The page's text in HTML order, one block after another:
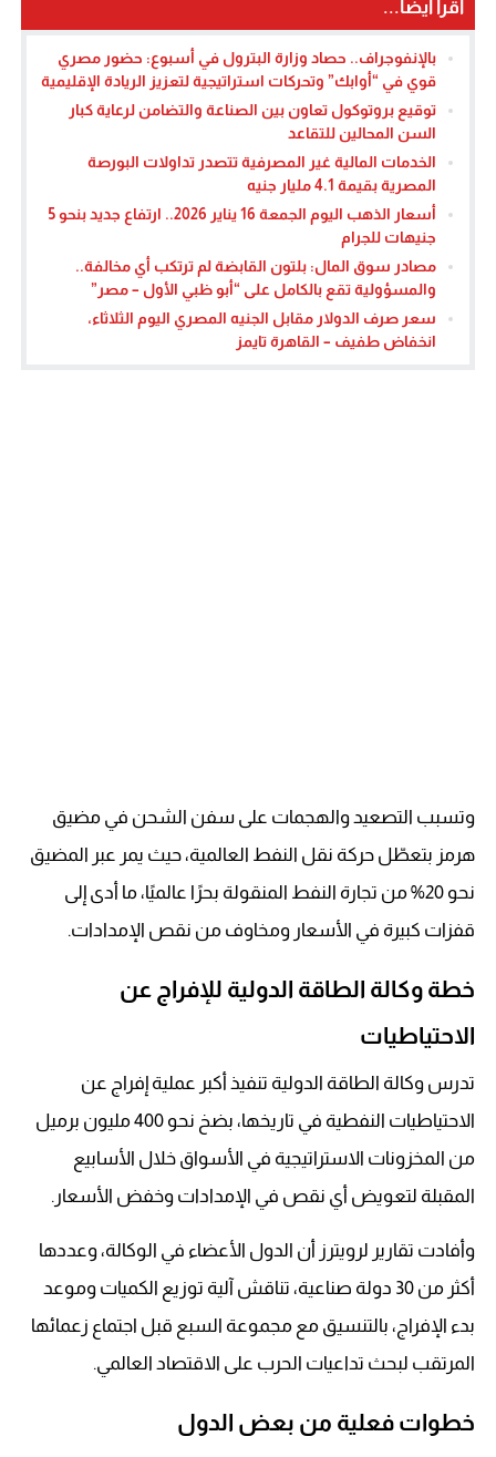
اقرأ أيضا...
بالإنفوجراف.. حصاد وزارة البترول في أسبوع: حضور مصري
قوي في “أوابك” وتحركات استراتيجية لتعزيز الريادة الإقليمية
توقيع بروتوكول تعاون بين الصناعة والتضامن لرعاية كبار
السن المحالين للتقاعد
الخدمات المالية غير المصرفية تتصدر تداولات البورصة
المصرية بقيمة 4.1 مليار جنيه
أسعار الذهب اليوم الجمعة 16 يناير 2026.. ارتفاع جديد بنحو 5
جنيهات للجرام
مصادر سوق المال: بلتون القابضة لم ترتكب أي مخالفة..
والمسؤولية تقع بالكامل على “أبو ظبي الأول – مصر”
سعر صرف الدولار مقابل الجنيه المصري اليوم الثلاثاء،
انخفاض طفيف – القاهرة تايمز
وتسبب التصعيد والهجمات على سفن الشحن في مضيق
هرمز بتعطّل حركة نقل النفط العالمية، حيث يمر عبر المضيق
نحو 20% من تجارة النفط المنقولة بحرًا عالميًا، ما أدى إلى
قفزات كبيرة في الأسعار ومخاوف من نقص الإمدادات.
خطة وكالة الطاقة الدولية للإفراج عن
الاحتياطيات
تدرس وكالة الطاقة الدولية تنفيذ أكبر عملية إفراج عن
الاحتياطيات النفطية في تاريخها، بضخ نحو 400 مليون برميل
من المخزونات الاستراتيجية في الأسواق خلال الأسابيع
المقبلة لتعويض أي نقص في الإمدادات وخفض الأسعار.
وأفادت تقارير لرويترز أن الدول الأعضاء في الوكالة، وعددها
أكثر من 30 دولة صناعية، تناقش آلية توزيع الكميات وموعد
بدء الإفراج، بالتنسيق مع مجموعة السبع قبل اجتماع زعمائها
المرتقب لبحث تداعيات الحرب على الاقتصاد العالمي.
خطوات فعلية من بعض الدول